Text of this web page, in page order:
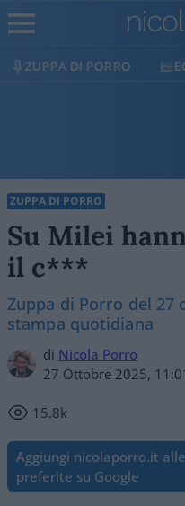
ECONOMIA
ZUPPA DI PORRO
Su Milei
il c***
Zuppa di Porro del 27
stampa quotidiana
di Nicola Porro
27 Ottobre 2025,
15.8k
Aggiungi nicolaporro.it
preferite su Google